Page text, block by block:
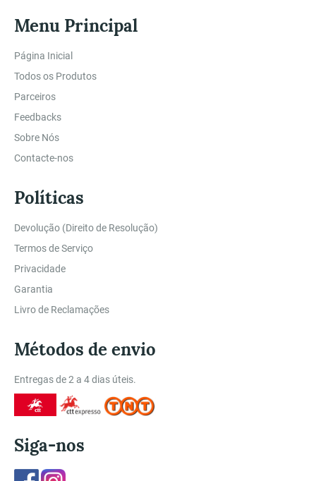
Menu Principal
Página Inicial
Todos os Produtos
Parceiros
Feedbacks
Sobre Nós
Contacte-nos
Políticas
Devolução (Direito de Resolução)
Termos de Serviço
Privacidade
Garantia
Livro de Reclamações
Métodos de envio
Entregas de 2 a 4 dias úteis.
Siga-nos
FacebookInstagram